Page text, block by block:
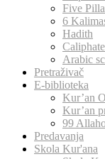
Five
6
Hadith
Arabic
Pretraživač
E-biblioteka
Kur’an
Kur’an
99
Predavanja
Skola Kur'ana